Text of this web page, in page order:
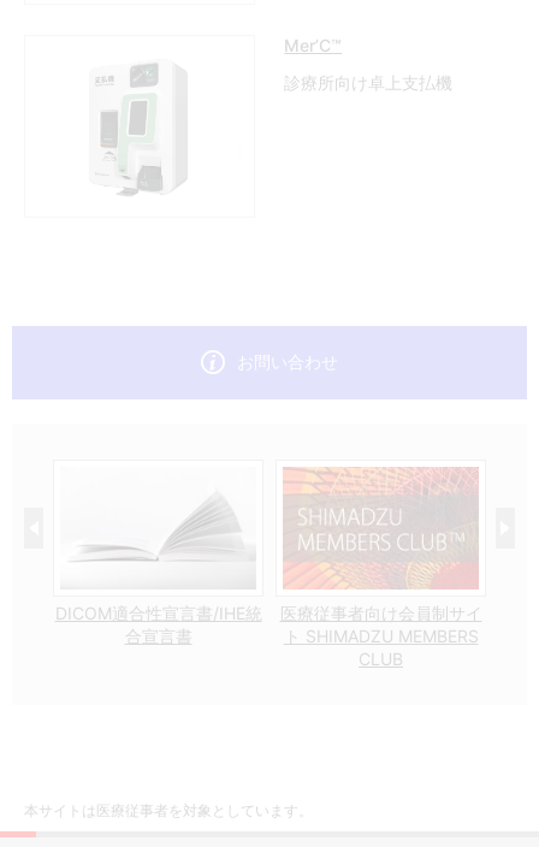
Mer’C™
診療所向け卓上支払機
お問い合わせ
DICOM適合性宣言書/IHE統
合宣言書
医療従事者向け会員制サイ
ト SHIMADZU MEMBERS
CLUB
本サイトは医療従事者を対象としています。